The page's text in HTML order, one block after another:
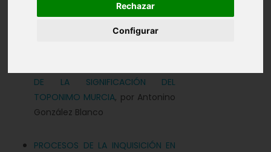
Rechazar
Configurar
Revista nº 61 - Año 1981. Artículos:
DE LA SIGNIFICACIÓN DEL
TOPONIMO MURCIA, por Antonino
González Blanco
PROCESOS DE LA INQUISICIÓN EN